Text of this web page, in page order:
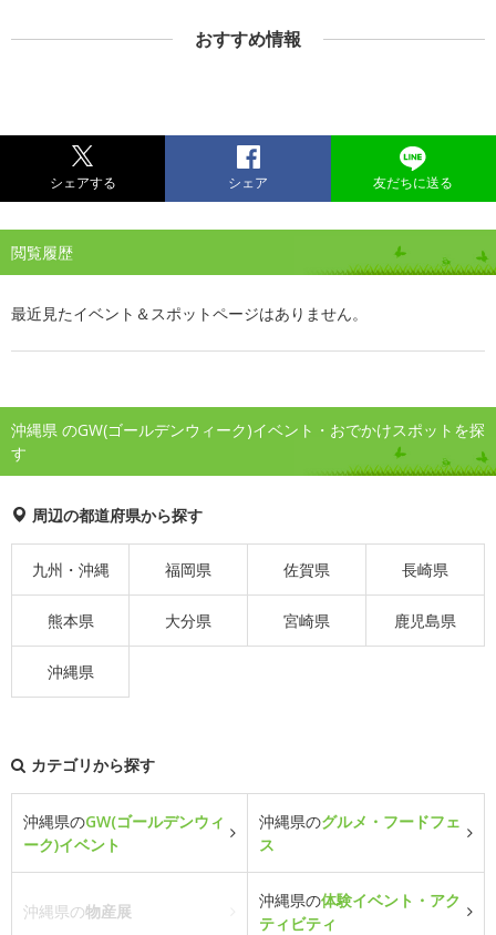
おすすめ情報
シェアする シェア 友だちに送る
閲覧履歴
最近見たイベント＆スポットページはありません。
沖縄県 のGW(ゴールデンウィーク)イベント・おでかけスポットを探
す
周辺の都道府県から探す
九州・沖縄 福岡県 佐賀県 長崎県
熊本県 大分県 宮崎県 鹿児島県
沖縄県
カテゴリから探す
沖縄県のGW(ゴールデンウィ
ーク)イベント
沖縄県のグルメ・フードフェ
ス
沖縄県の物産展
沖縄県の体験イベント・アク
ティビティ